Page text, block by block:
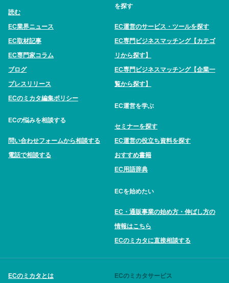
読む
EC業界ニュース
EC取材記事
EC専門家コラム
ブログ
プレスリリース
ECのミカタ編集ポリシー
ECの悩みを相談する
問い合わせフォームから相談する
電話で相談する
を探す
EC運営のサービス・ツールを探す
EC専門ビジネスマッチング【カテゴ
リから探す】
EC専門ビジネスマッチング【企業一
覧から探す】
EC運営を学ぶ
セミナーを探す
EC運営の役立ち資料を探す
おすすめ書籍
EC用語辞典
ECを始めたい
EC・通販事業の始め方・伸ばし方の
情報はこちら
ECのミカタに直接相談する
ECのミカタとは ECのミカタサービス